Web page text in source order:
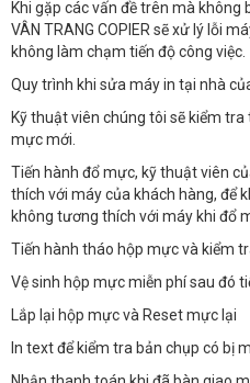
Khi gặp các vấn đề trên mà không
VÂN TRANG COPIER sẽ xử lý lỗi
không làm chạm tiến độ công việc.
Quy trình khi sửa máy in tại nhà
Kỹ thuật viên chúng tôi sẽ kiểm
mực mới.
Tiến hành đổ mực, kỹ thuật viên
thích với máy của khách hàng, để
không tương thích với máy khi đổ
Tiến hành tháo hộp mực và kiểm
Vệ sinh hộp mực miễn phí sau đó
Lắp lại hộp mực và Reset mực lại
In text để kiểm tra bản chụp có bị